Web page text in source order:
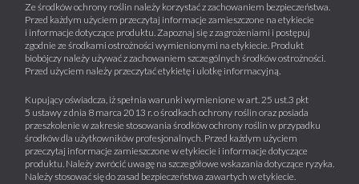
Ze środków ochrony roślin należy korzystać z zachowaniem bezpieczeństwa.
Przed każdym użyciem przeczytaj informacje zamieszczone na etykiecie
i informacje dotyczące produktu. Zapoznaj się z zagrożeniami i postępuj
zgodnie ze środkami ostrożności wymienionymi na etykiecie. Produkt
biobójczy należy używać z zachowaniem szczególnych środków ostrożności.
Przed użyciem należy przeczytać etykietę i ulotkę informacyjną.
Kupujący oświadcza, iż spełnia warunki wymienione w art. 25 ust.3 pkt
5 ustawy z dnia 8 marca 2013 r. o środkach ochrony roślin oraz posiada
przeszkolenie w zakresie stosowania środków ochrony roślin w przypadku
środków dla użytkowników profesjonalnych. Przed każdym użyciem
przeczytaj informacje zamieszczone w etykiecie i informacje dotyczące
produktu. Należy zwrócić uwagę na szczegółowe wskazania dotyczące ryzyka.
Należy stosować się do zasad bezpieczeństwa zawartych w etykiecie.